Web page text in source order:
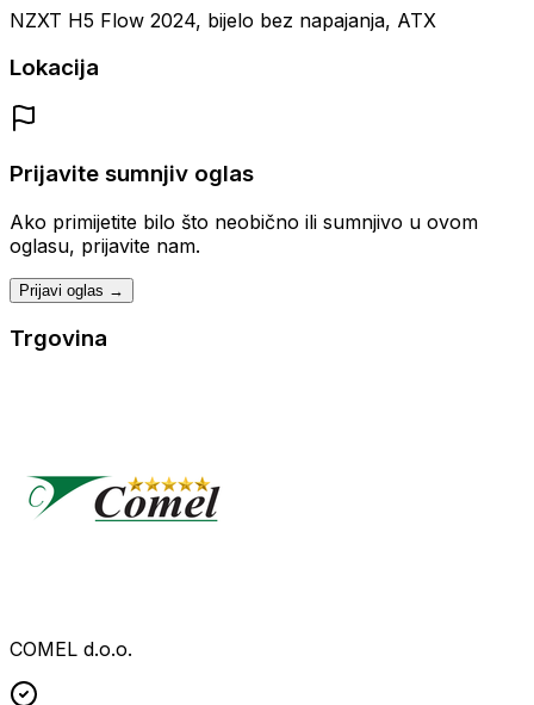
NZXT H5 Flow 2024, bijelo bez napajanja, ATX
Lokacija
Prijavite sumnjiv oglas
Ako primijetite bilo što neobično ili sumnjivo u ovom
oglasu, prijavite nam.
Prijavi oglas →
Trgovina
COMEL d.o.o.